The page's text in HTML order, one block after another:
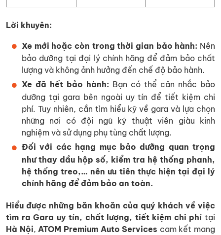
Lời khuyên:
Xe mới hoặc còn trong thời gian bảo hành: Nên
bảo dưỡng tại đại lý chính hãng để đảm bảo chất
lượng và không ảnh hưởng đến chế độ bảo hành.
Xe đã hết bảo hành: Bạn có thể cân nhắc bảo
dưỡng tại gara bên ngoài uy tín để tiết kiệm chi
phí. Tuy nhiên, cần tìm hiểu kỹ về gara và lựa chọn
những nơi có đội ngũ kỹ thuật viên giàu kinh
nghiệm và sử dụng phụ tùng chất lượng.
Đối với các hạng mục bảo dưỡng quan trọng
như thay dầu hộp số, kiểm tra hệ thống phanh,
hệ thống treo,… nên ưu tiên thực hiện tại đại lý
chính hãng để đảm bảo an toàn.
Hiểu được những băn khoăn của quý khách về việc
tìm ra Gara uy tín, chất lượng, tiết kiệm chi phí tại
Hà Nội, ATOM Premium Auto Services cam kết mang